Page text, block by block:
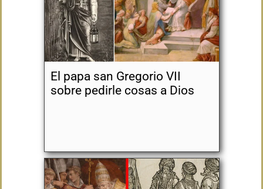
El papa san Gregorio VII
sobre pedirle cosas a Dios